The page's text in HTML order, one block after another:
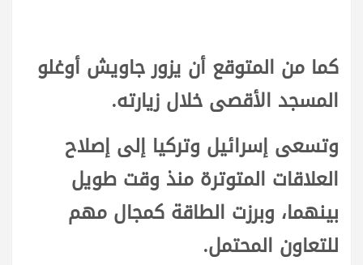
كما من المتوقع أن يزور جاويش أوغلو
المسجد الأقصى خلال زيارته.
وتسعى إسرائيل وتركيا إلى إصلاح
العلاقات المتوترة منذ وقت طويل
بينهما، وبرزت الطاقة كمجال مهم
للتعاون المحتمل.